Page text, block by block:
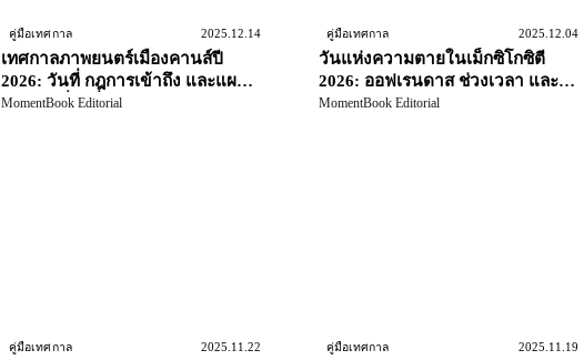
คู่มือเทศกาล 2025.12.14
เทศกาลภาพยนตร์เมืองคานส์ปี
2026: วันที่ กฎการเข้าถึง และแผน
นักท่องเที่ยวที่สมจริง
MomentBook Editorial
คู่มือเทศกาล 2025.12.04
วันแห่งความตายในเม็กซิโกซิตี
2026: ออฟเรนดาส ช่วงเวลา และ
การวางแผนการเดินทางอย่าง
MomentBook Editorial
คู่มือเทศกาล 2025.11.22 คู่มือเทศกาล 2025.11.19